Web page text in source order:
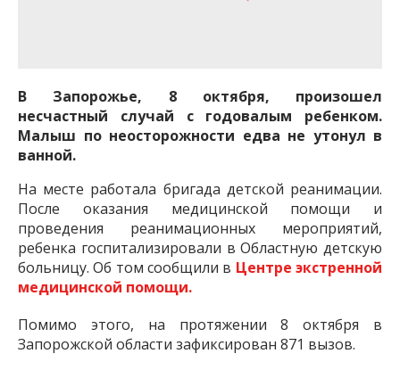
В Запорожье, 8 октября, произошел
несчастный случай с годовалым ребенком.
Малыш по неосторожности едва не утонул в
ванной.
На месте работала бригада детской реанимации.
После оказания медицинской помощи и
проведения реанимационных мероприятий,
ребенка госпитализировали в Областную детскую
больницу. Об том сообщили в Центре экстренной
медицинской помощи.
Помимо этого, на протяжении 8 октября в
Запорожской области зафиксирован 871 вызов.